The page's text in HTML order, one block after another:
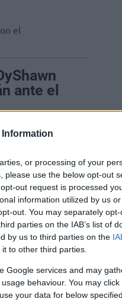
Information
or processing of your
please use the below opt-out
out request is processed
information utilized by us
out. You may separately
parties on the IAB’s list of
by us to third parties on the
to other third parties.
Google services and may
behaviour. You may
your data for below
el
ante el
podrá contar
duelo ante
un
lesionó ante
final de la fase